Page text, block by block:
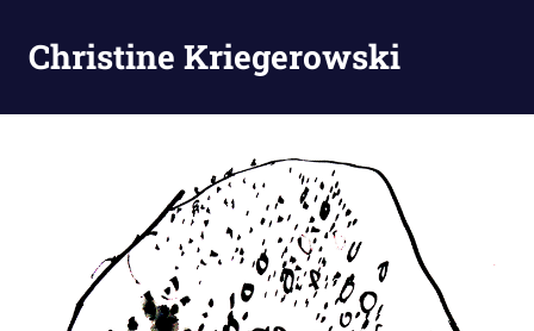
Inhalt
springen
Christine Kriegerowski